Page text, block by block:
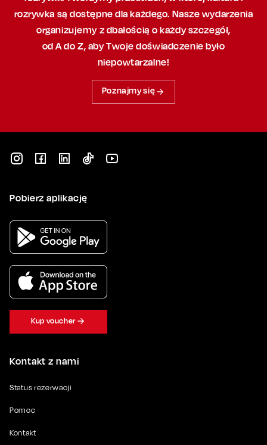
rozrywka są dostępne dla każdego. Nasze wydarzenia
organizujemy z dbałością o każdy szczegół,
od A do Z, abyTwoje doświadczenie było
niepowtarzalne!
Poznajmy się
Kontakt z nami
Status rezerwacji
Pomoc
Kontakt
Pobierz aplikację
Kup voucher